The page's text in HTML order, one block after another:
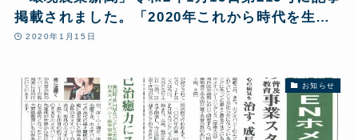
掲載されました。「2020年これから時代を生き
抜くために」
2020年1月15日
お知らせ